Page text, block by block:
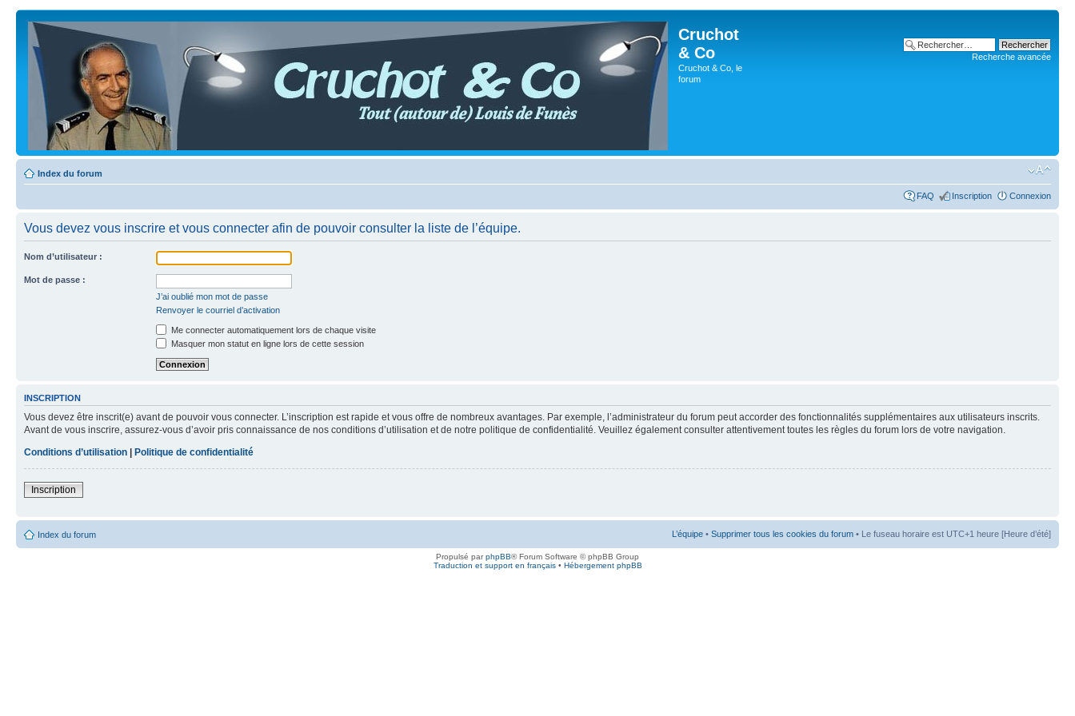
Cruchot
& Co
Cruchot & Co, le
forum
Recherche avancée
Index du forum
FAQ Inscription Connexion
Vous devez vous inscrire et vous connecter afin de pouvoir consulter la liste de l’équipe.
Nom d’utilisateur :
Mot de passe :
J’ai oublié mon mot de passe
Renvoyer le courriel d’activation
Me connecter automatiquement lors de chaque visite
Masquer mon statut en ligne lors de cette session
INSCRIPTION
Vous devez être inscrit(e) avant de pouvoir vous connecter. L’inscription est rapide et vous offre de nombreux avantages. Par exemple, l’administrateur du forum peut accorder des fonctionnalités supplémentaires aux utilisateurs inscrits.
Avant de vous inscrire, assurez-vous d’avoir pris connaissance de nos conditions d’utilisation et de notre politique de confidentialité. Veuillez également consulter attentivement toutes les règles du forum lors de votre navigation.
Conditions d’utilisation | Politique de confidentialité
Inscription
Index du forum L’équipe • Supprimer tous les cookies du forum • Le fuseau horaire est UTC+1 heure [Heure d’été]
Propulsé parphpBB® Forum Software © phpBB Group
Traduction et support en français• Hébergement phpBB